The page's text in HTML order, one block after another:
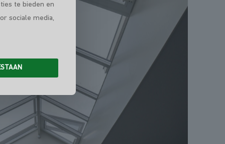
te bieden en
sociale media,